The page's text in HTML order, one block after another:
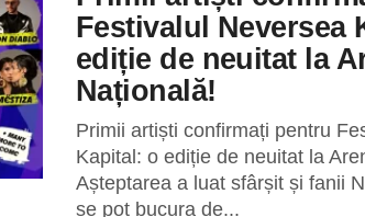
Festivalul Neversea
ediție de neuitat la
Națională!
Primii artiști confirmați pentru
Kapital: o ediție de neuitat la
Așteptarea a luat sfârșit și fanii
se pot bucura de...